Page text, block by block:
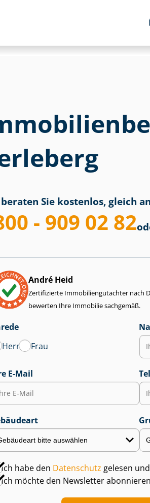
Sie kostenlos, gleich
- 909 02 82
André Heid
Zertifizierte Im­mo­bi­li­en­gut­ach­ter nach
bewerten Ihre Immobilie sachgemäß.
Herr
Frau
E-Mail
Ich habe den Datenschutz gelesen
Ich möchte den Newsletter